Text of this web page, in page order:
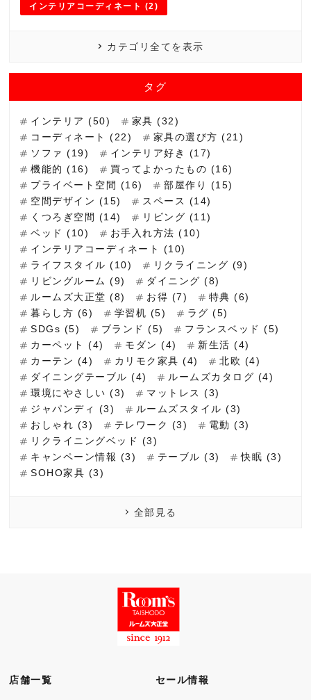
インテリアコーディネート (2)
カテゴリ全てを表示
タグ
インテリア (50)
家具 (32)
コーディネート (22)
家具の選び方 (21)
ソファ (19)
インテリア好き (17)
機能的 (16)
買ってよかったもの (16)
プライベート空間 (16)
部屋作り (15)
空間デザイン (15)
スペース (14)
くつろぎ空間 (14)
リビング (11)
ベッド (10)
お手入れ方法 (10)
インテリアコーディネート (10)
ライフスタイル (10)
リクライニング (9)
リビングルーム (9)
ダイニング (8)
ルームズ大正堂 (8)
お得 (7)
特典 (6)
暮らし方 (6)
学習机 (5)
ラグ (5)
SDGs (5)
ブランド (5)
フランスベッド (5)
カーペット (4)
モダン (4)
新生活 (4)
カーテン (4)
カリモク家具 (4)
北欧 (4)
ダイニングテーブル (4)
ルームズカタログ (4)
環境にやさしい (3)
マットレス (3)
ジャパンディ (3)
ルームズスタイル (3)
おしゃれ (3)
テレワーク (3)
電動 (3)
リクライニングベッド (3)
キャンペーン情報 (3)
テーブル (3)
快眠 (3)
SOHO家具 (3)
全部見る
店舗一覧 セール情報